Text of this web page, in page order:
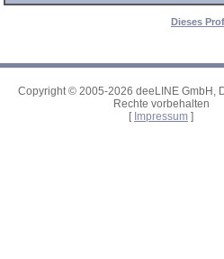
Dieses
Copyright © 2005-2026 deeLINE GmbH,
Rechte vorbehalten
[ Impressum ]